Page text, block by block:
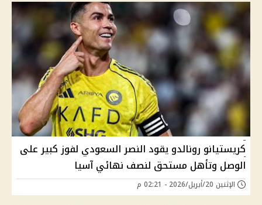
كريستيانو رونالدو يقود النصر السعودي لفوز كبير على
الوصل وتأهل مستحق لنصف نهائي آسيا
الإثنين 20/أبريل/2026 - 02:21 م